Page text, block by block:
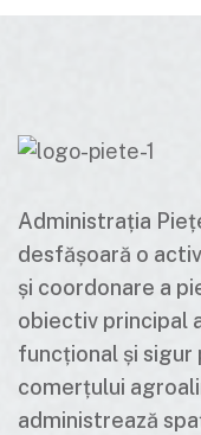
Administrația
desfășoară o
și coordonare a
obiectiv principal
funcțional și
comerțului
administrează